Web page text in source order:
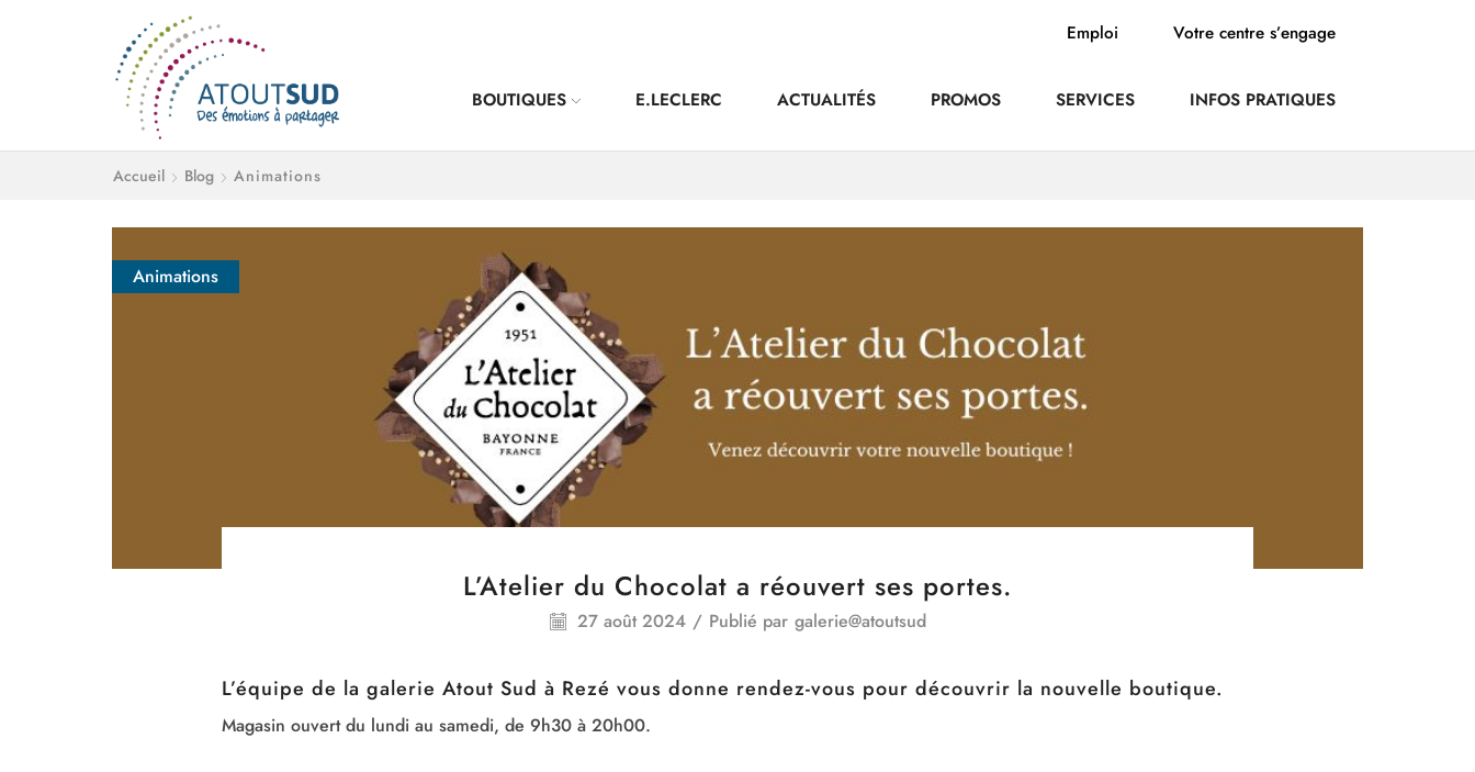
Emploi Votre centre s’engage
BOUTIQUES E.LECLERC ACTUALITÉS PROMOS SERVICES INFOS PRATIQUES
Accueil Blog Animations
Animations
L’Atelier du Chocolat a réouvert ses portes.
27 août 2024 / Publié par galerie@atoutsud
L’équipe de la galerie Atout Sud à Rezé vous donne rendez-vous pour découvrir la nouvelle boutique.
Magasin ouvert du lundi au samedi, de 9h30 à 20h00.